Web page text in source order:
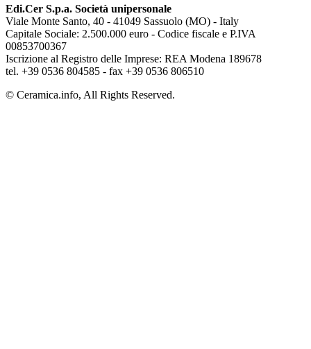
Edi.Cer S.p.a. Società unipersonale
Viale Monte Santo, 40 - 41049 Sassuolo (MO) - Italy
Capitale Sociale: 2.500.000 euro - Codice fiscale e P.IVA
00853700367
Iscrizione al Registro delle Imprese: REA Modena 189678
tel. +39 0536 804585 - fax +39 0536 806510
© Ceramica.info, All Rights Reserved.